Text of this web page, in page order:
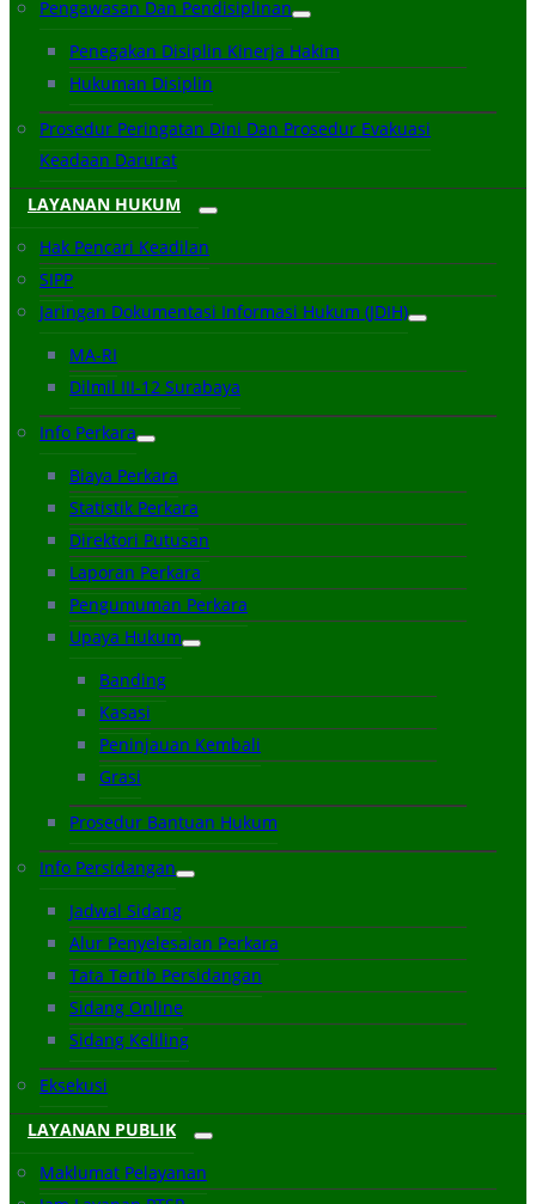
Pengawasan Dan Pendisiplinan
Penegakan Disiplin Kinerja Hakim
Hukuman Disiplin
Prosedur Peringatan Dini Dan Prosedur Evakuasi
Keadaan Darurat
LAYANAN HUKUM
Hak Pencari Keadilan
SIPP
Jaringan Dokumentasi Informasi Hukum (JDIH)
MA-RI
Dilmil III-12 Surabaya
Info Perkara
Biaya Perkara
Statistik Perkara
Direktori Putusan
Laporan Perkara
Pengumuman Perkara
Upaya Hukum
Banding
Kasasi
Peninjauan Kembali
Grasi
Prosedur Bantuan Hukum
Info Persidangan
Jadwal Sidang
Alur Penyelesaian Perkara
Tata Tertib Persidangan
Sidang Online
Sidang Keliling
Eksekusi
LAYANAN PUBLIK
Maklumat Pelayanan